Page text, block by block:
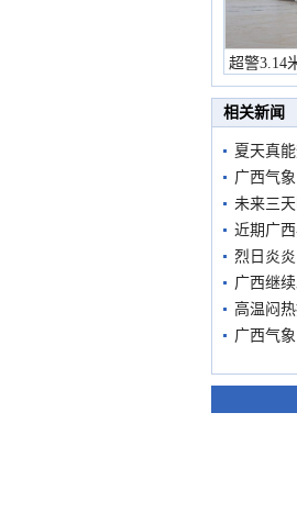
超警3.14
相关新闻
夏天真
广西气
未来三
近期广
烈日炎
广西继
高温闷
广西气